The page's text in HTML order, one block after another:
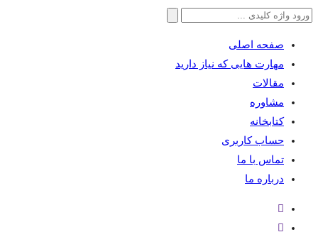
جستجو
صفحه اصلی
مهارت هایی که نیاز دارید
مقالات
مشاوره
کتابخانه
حساب کاربری
تماس با ما
درباره ما